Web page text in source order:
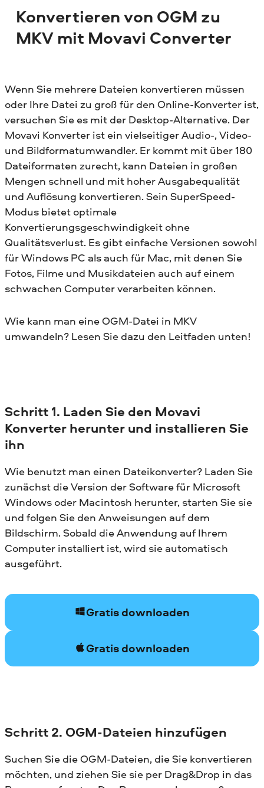
Konvertieren von OGM zu
MKV mit Movavi Converter
Wenn Sie mehrere Dateien konvertieren müssen
oder Ihre Datei zu groß für den Online-Konverter ist,
versuchen Sie es mit der Desktop-Alternative. Der
Movavi Konverter ist ein vielseitiger Audio-, Video-
und Bildformatumwandler. Er kommt mit über 180
Dateiformaten zurecht, kann Dateien in großen
Mengen schnell und mit hoher Ausgabequalität
und Auflösung konvertieren. Sein SuperSpeed-
Modus bietet optimale
Konvertierungsgeschwindigkeit ohne
Qualitätsverlust. Es gibt einfache Versionen sowohl
für Windows PC als auch für Mac, mit denen Sie
Fotos, Filme und Musikdateien auch auf einem
schwachen Computer verarbeiten können.
Wie kann man eine OGM-Datei in MKV
umwandeln? Lesen Sie dazu den Leitfaden unten!
Schritt 1. Laden Sie den Movavi
Konverter herunter und installieren Sie
ihn
Wie benutzt man einen Dateikonverter? Laden Sie
zunächst die Version der Software für Microsoft
Windows oder Macintosh herunter, starten Sie sie
und folgen Sie den Anweisungen auf dem
Bildschirm. Sobald die Anwendung auf Ihrem
Computer installiert ist, wird sie automatisch
ausgeführt.
Gratis downloaden
Gratis downloaden
Schritt 2. OGM-Dateien hinzufügen
Suchen Sie die OGM-Dateien, die Sie konvertieren
möchten, und ziehen Sie sie per Drag&Drop in das